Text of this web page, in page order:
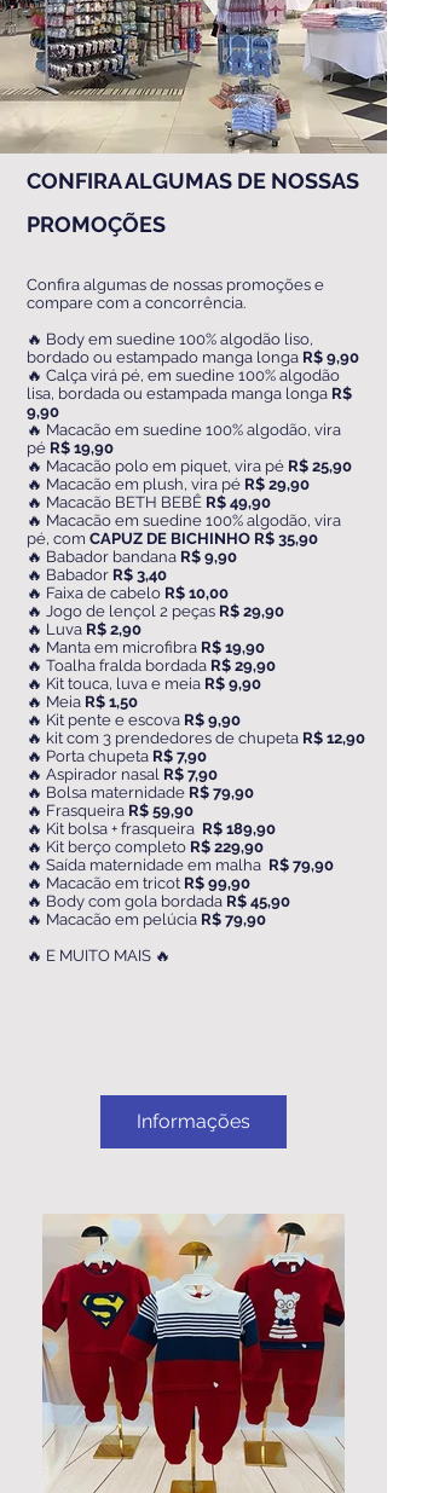
CONFIRA ALGUMAS DE NOSSAS
PROMOÇÕES
Confira algumas de nossas promoções e
compare com a concorrência.
🔥 Body em suedine 100% algodão liso,
bordado ou estampado manga longa R$ 9,90
🔥 Calça virá pé, em suedine 100% algodão
lisa, bordada ou estampada manga longa R$
9,90
🔥 Macacão em suedine 100% algodão, vira
pé R$ 19,90
🔥 Macacão polo em piquet, vira pé R$ 25,90
🔥 Macacão em plush, vira pé R$ 29,90
🔥 Macacão BETH BEBÊ R$ 49,90
🔥 Macacão em suedine 100% algodão, vira
pé, com CAPUZ DE BICHINHO R$ 35,90
🔥 Babador bandana R$ 9,90
🔥 Babador R$ 3,40
🔥 Faixa de cabelo R$ 10,00
🔥 Jogo de lençol 2 peças R$ 29,90
🔥 Luva R$ 2,90
🔥 Manta em microfibra R$ 19,90
🔥 Toalha fralda bordada R$ 29,90
🔥 Kit touca, luva e meia R$ 9,90
🔥 Meia R$ 1,50
🔥 Kit pente e escova R$ 9,90
🔥 kit com 3 prendedores de chupeta R$ 12,90
🔥 Porta chupeta R$ 7,90
🔥 Aspirador nasal R$ 7,90
🔥 Bolsa maternidade R$ 79,90
🔥 Frasqueira R$ 59,90
🔥 Kit bolsa + frasqueira R$ 189,90
🔥 Kit berço completo R$ 229,90
🔥 Saída maternidade em malha R$ 79,90
🔥 Macacão em tricot R$ 99,90
🔥 Body com gola bordada R$ 45,90
🔥 Macacão em pelúcia R$ 79,90
🔥 E MUITO MAIS 🔥
Informações